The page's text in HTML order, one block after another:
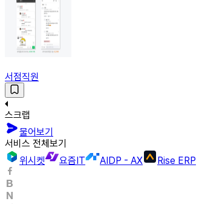
서점직원
스크랩
물어보기
서비스 전체보기
위시켓
요즘IT AIDP - AX Rise ERP